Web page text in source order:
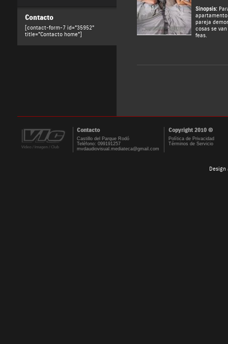
Contacto
[contact-form-7 id="35952"
title="Contacto home"]
Sinopsis:
pareja
cosas se
feas.
Contacto Copyright 2010 ©
Castillo del Parque Rodó
Teléfono: 099191257
mvdaudiovisual.mediateca@gmail.com
Política de Privacidad
Términos de Servicio